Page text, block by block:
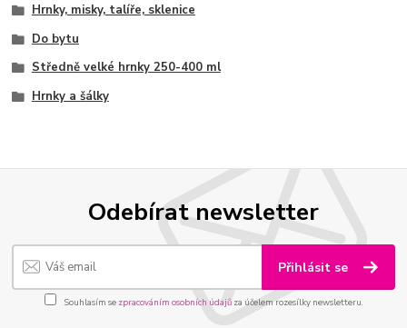
Hrnky, misky, talíře, sklenice
Do bytu
Středně velké hrnky 250-400 ml
Hrnky a šálky
Odebírat newsletter
Přihlásit se
Souhlasím se zpracováním osobních údajůza účelem rozesílky newsletteru.